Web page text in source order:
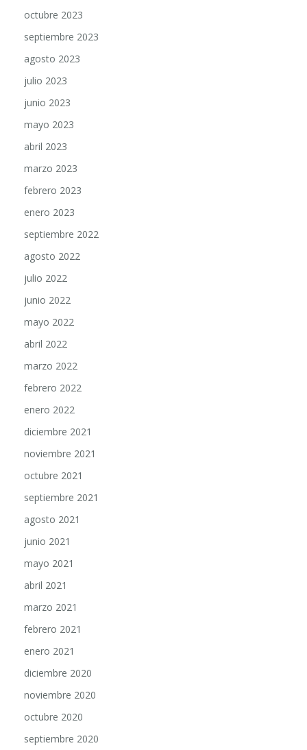
septiembre 2023
agosto 2023
julio 2023
junio 2023
mayo 2023
abril 2023
marzo 2023
febrero 2023
enero 2023
septiembre 2022
agosto 2022
julio 2022
junio 2022
mayo 2022
abril 2022
marzo 2022
febrero 2022
enero 2022
diciembre 2021
noviembre 2021
octubre 2021
septiembre 2021
agosto 2021
junio 2021
mayo 2021
abril 2021
marzo 2021
febrero 2021
enero 2021
diciembre 2020
noviembre 2020
octubre 2020
septiembre 2020
agosto 2020